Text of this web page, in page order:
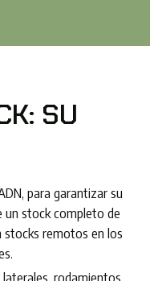
SU
para garantizar su
un stock completo de
stocks remotos en los
rodamientos,